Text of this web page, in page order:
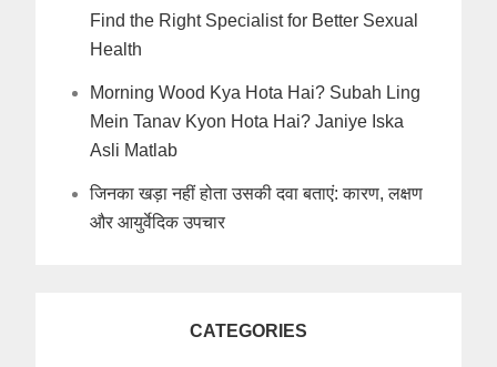
Find the Right Specialist for Better Sexual
Health
Morning Wood Kya Hota Hai? Subah Ling
Mein Tanav Kyon Hota Hai? Janiye Iska
Asli Matlab
जिनका खड़ा नहीं होता उसकी दवा बताएं: कारण, लक्षण
और आयुर्वेदिक उपचार
CATEGORIES